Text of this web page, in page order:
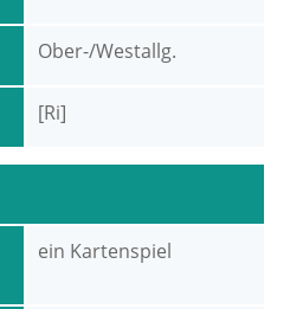
Ober-/Westallg.
[Ri]
ein Kartenspiel